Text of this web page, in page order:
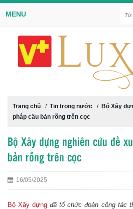
MENU
Trang chủ / Tin trong nước / Bộ Xây
pháp cầu bản rỗng trên cọc
Bộ Xây dựng nghiên cứu đề
bản rỗng trên cọc
16/05/2025
Bộ Xây dựng đã tổ chức đoàn công tác